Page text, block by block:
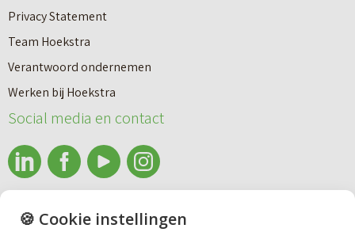
Nieuwbouw
Huren
Bedrijfsmakelaardij
Privacy Statement
Team Hoekstra
Verantwoord ondernemen
Werken bij Hoekstra
Social media en contact
info@makelaardijhoekstra.nl
🍪 Cookie instellingen